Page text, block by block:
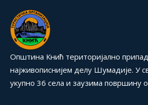
Општина Кнић територијално
најживописнијем делу Шумадије. У
укупно 36 села и заузима површину